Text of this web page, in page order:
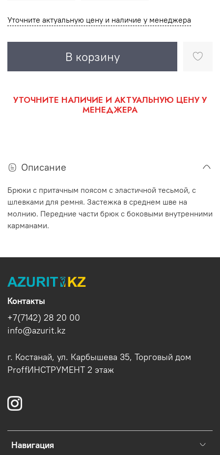
Уточните актуальную цену и наличие у менеджера
В корзину
УТОЧНИТЕ НАЛИЧИЕ И АКТУАЛЬНУЮ ЦЕНУ У
МЕНЕДЖЕРА
Описание
Брюки с притачным поясом с эластичной тесьмой, с
шлевками для ремня. Застежка в среднем шве на
молнию. Передние части брюк с боковыми внутренними
карманами.
Навигация
Контакты
+7(7142) 28 20 00
info@azurit.kz
г. Костанай, ул. Карбышева 35, Торговый дом
ProffИНСТРУМЕНТ 2 этаж